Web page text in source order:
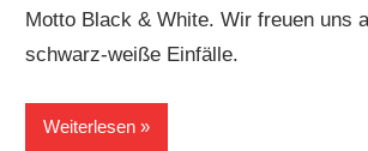
Motto Black & White. Wir freuen uns
schwarz-weiße Einfälle.
Weiterlesen